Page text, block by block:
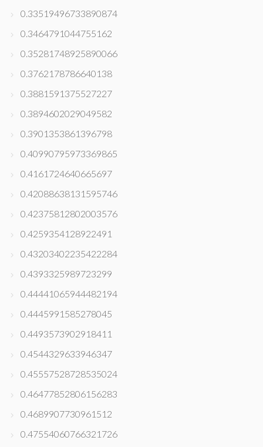
0.33519496733890874
0.3464791044755162
0.35281748925890066
0.3762178786640138
0.3881591375527227
0.3894602029049582
0.3901353861396798
0.40990795973369865
0.4161724640665697
0.42088638131595746
0.42375812802003576
0.4259354128922491
0.43203402235422284
0.4393325989723299
0.44441065944482194
0.4445991585278045
0.4493573902918411
0.4544329633946347
0.45557528728535024
0.46477852806156283
0.4689907730961512
0.47554060766321726